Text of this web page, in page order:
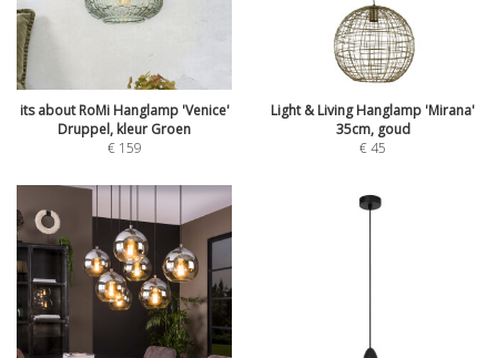
its about RoMi Hanglamp 'Venice'
Druppel, kleur Groen
€ 159
Light & Living Hanglamp 'Mirana'
35cm, goud
€45